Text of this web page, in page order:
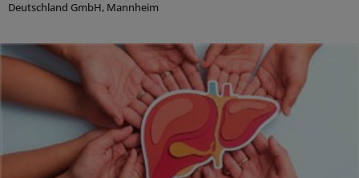
Deutschland GmbH, Mannheim